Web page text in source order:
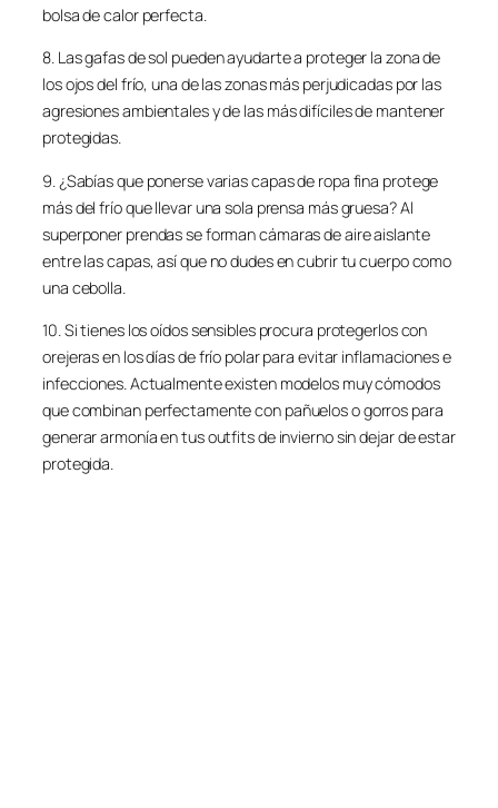
bolsa de calor perfecta.
8. Las gafas de sol pueden ayudarte a proteger la zona de
los ojos del frío, una de las zonas más perjudicadas por las
agresiones ambientales y de las más difíciles de mantener
protegidas.
9. ¿Sabías que ponerse varias capas de ropa fina protege
más del frío que llevar una sola prensa más gruesa? Al
superponer prendas se forman cámaras de aire aislante
entre las capas, así que no dudes en cubrir tu cuerpo como
una cebolla.
10. Si tienes los oídos sensibles procura protegerlos con
orejeras en los días de frío polar para evitar inflamaciones e
infecciones. Actualmente existen modelos muy cómodos
que combinan perfectamente con pañuelos o gorros para
generar armonía en tus outfits de invierno sin dejar de estar
protegida.